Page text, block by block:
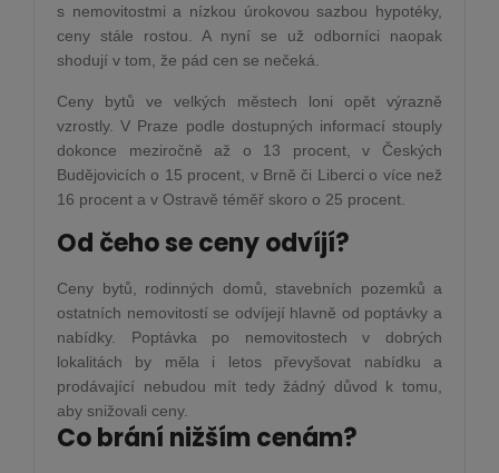
s nemovitostmi a nízkou úrokovou sazbou hypotéky,
ceny stále rostou. A nyní se už odborníci naopak
shodují v tom, že pád cen se nečeká.
Ceny bytů ve velkých městech loni opět výrazně
vzrostly. V Praze podle dostupných informací stouply
dokonce meziročně až o 13 procent, v Českých
Budějovicích o 15 procent, v Brně či Liberci o více než
16 procent a v Ostravě téměř skoro o 25 procent.
Od čeho se ceny odvíjí?
Ceny bytů, rodinných domů, stavebních pozemků a
ostatních nemovitostí se odvíjejí hlavně od poptávky a
nabídky. Poptávka po nemovitostech v dobrých
lokalitách by měla i letos převyšovat nabídku a
prodávající nebudou mít tedy žádný důvod k tomu,
aby snižovali ceny.
Co brání nižším cenám?